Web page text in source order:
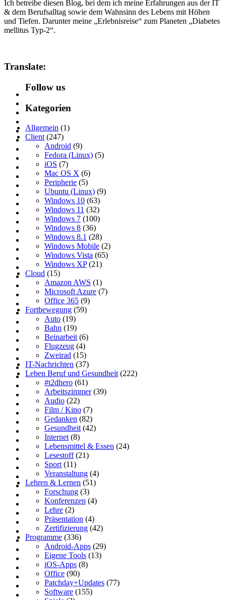
Ich betreibe diesen Blog, bei dem ich meine Erfahrungen aus der IT
& dem Berufsalltag sowie dem Wahnsinn des Lebens mit Höhen
und Tiefen. Darunter meine „Erlebnisreise“ zum Planeten „Diabetes
mellitus Typ-2“.
Translate:
Follow us
Kategorien
Allgemein (1)
Client (247)
Android (9)
Fedora (Linux) (5)
iOS (7)
Mac OS X (6)
Peripherie (5)
Ubuntu (Linux) (9)
Windows 10 (63)
Windows 11 (32)
Windows 7 (100)
Windows 8 (36)
Windows 8.1 (28)
Windows Mobile (2)
Windows Vista (65)
Windows XP(21)
Cloud (15)
Amazon AWS (1)
Microsoft Azure (7)
Office 365 (9)
Fortbewegung (59)
Auto (19)
Bahn (19)
Beinarbeit (6)
Flugzeug (4)
Zweirad (15)
IT-Nachrichten (37)
Leben Beruf und Gesundheit (222)
#t2dhero (61)
Arbeitszimmer(39)
Audio (22)
Film / Kino (7)
Gedanken (82)
Gesundheit (42)
Internet (8)
Lebensmittel & Essen (24)
Lesestoff(21)
Sport (11)
Veranstaltung (4)
Lehren & Lernen (51)
Forschung (3)
Konferenzen (4)
Lehre (2)
Präsentation (4)
Zertifizierung (42)
Programme (336)
Android-Apps (29)
Eigene Tools (13)
iOS-Apps (8)
Office (90)
Patchday+Updates (77)
Software (155)